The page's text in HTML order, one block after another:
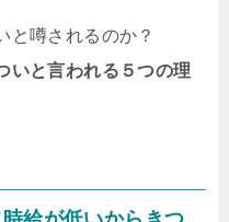
と噂されるのか？
いと言われる５つの理